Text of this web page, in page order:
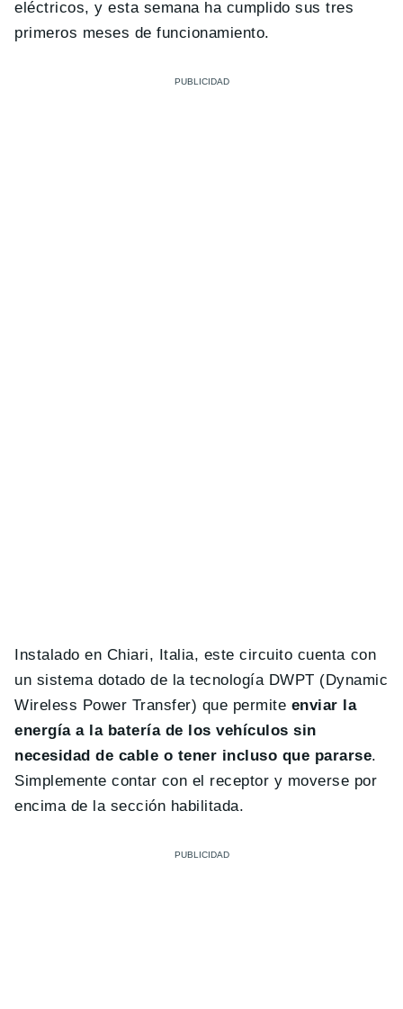
eléctricos, y esta semana ha cumplido sus tres
primeros meses de funcionamiento.
Instalado en Chiari, Italia, este circuito cuenta con
un sistema dotado de la tecnología DWPT (Dynamic
Wireless Power Transfer) que permite enviar la
energía a la batería de los vehículos sin
necesidad de cable o tener incluso que pararse.
Simplemente contar con el receptor y moverse por
encima de la sección habilitada.